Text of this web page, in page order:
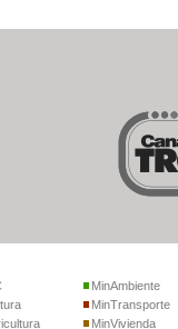
MinAmbiente
MinTransporte
MinVivienda